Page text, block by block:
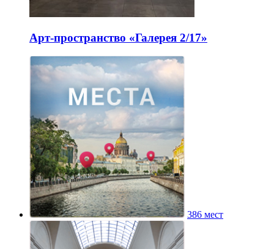
Арт-пространство «Галерея 2/17»
386 мест